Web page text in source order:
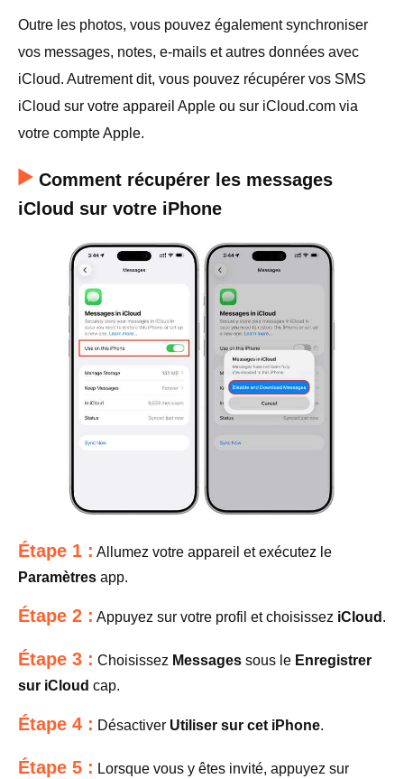
Outre les photos, vous pouvez également synchroniser
vos messages, notes, e-mails et autres données avec
iCloud. Autrement dit, vous pouvez récupérer vos SMS
iCloud sur votre appareil Apple ou sur iCloud.com via
votre compte Apple.
Comment récupérer les messages
iCloud sur votre iPhone
Étape 1 : Allumez votre appareil et exécutez le
Paramètres app.
Étape 2 : Appuyez sur votre profil et choisissez iCloud .
Étape 3 : Choisissez Messages sous le Enregistrer
sur iCloud cap.
Étape 4 : Désactiver Utiliser sur cet iPhone.
Étape 5 : Lorsque vous y êtes invité, appuyez sur